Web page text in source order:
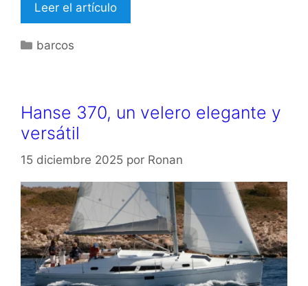
Leer el artículo
Categorías
barcos
Hanse 370, un velero elegante y
versátil
15 diciembre 2025 por Ronan